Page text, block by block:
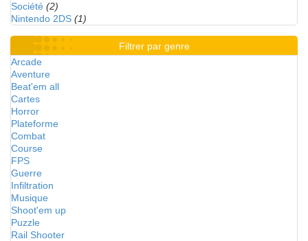
Société (2)
Nintendo 2DS (1)
Filtrer par genre
Arcade
Aventure
Beat'em all
Cartes
Horror
Plateforme
Combat
Course
FPS
Guerre
Infiltration
Musique
Shoot'em up
Puzzle
Rail Shooter